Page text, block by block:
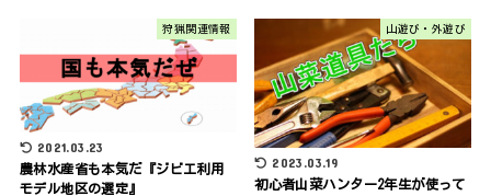
狩猟関連情報
2021.03.23
農林水産省も本気だ『ジビエ利用
モデル地区の選定』
山遊び・外遊び
2023.03.19
初心者山菜ハンター2年生が使って